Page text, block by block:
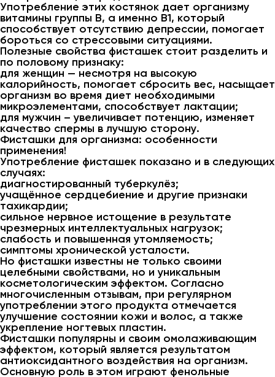
Употребление этих костянок дает организму
витамины группы В, а именно В1, который
способствует отсутствию депрессии, помогает
бороться со стрессовыми ситуациями.
Полезные свойства фисташек стоит разделить и
по половому признаку:
для женщин — несмотря на высокую
калорийность, помогает сбросить вес, насыщает
организм во время диет необходимыми
микроэлементами, способствует лактации;
для мужчин – увеличивает потенцию, изменяет
качество спермы в лучшую сторону.
Фисташки для организма: особенности
применения!
Употребление фисташек показано и в следующих
случаях:
диагностированный туберкулёз;
учащённое сердцебиение и другие признаки
тахикардии;
сильное нервное истощение в результате
чрезмерных интеллектуальных нагрузок;
слабость и повышенная утомляемость;
симптомы хронической усталости.
Но фисташки известны не только своими
целебными свойствами, но и уникальным
косметологическим эффектом. Согласно
многочисленным отзывам, при регулярном
употреблении этого продукта отмечается
улучшение состоянии кожи и волос, а также
укрепление ногтевых пластин.
Фисташки популярны и своим омолаживающим
эффектом, который является результатом
антиоксидантного воздействия на организм.
Основную роль в этом играют фенольные